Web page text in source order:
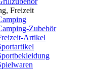
Freizeit
Zubehör
Artikel